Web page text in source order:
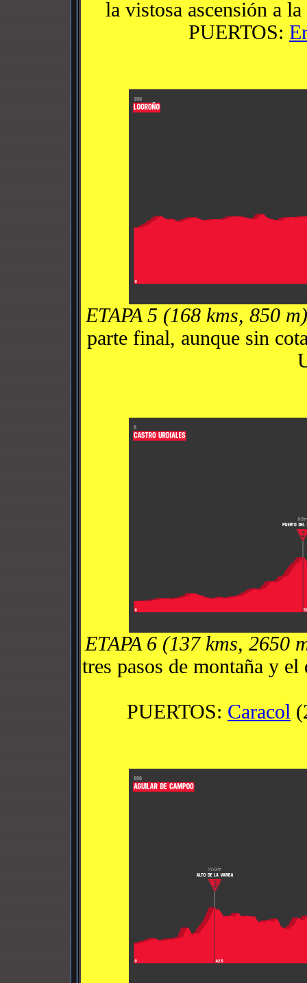
la vistosa ascensión a
PUERTOS:
ETAPA 5 (168 kms, 850 m)
parte final, aunque sin
ETAPA 6 (137 kms, 2650
tres pasos de montaña y
PUERTOS: Caracol